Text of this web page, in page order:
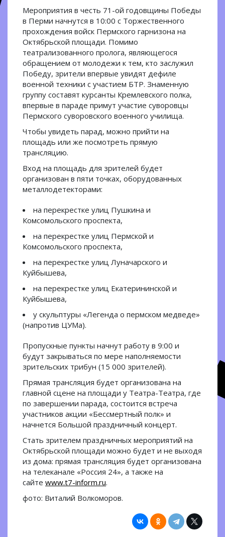
Мероприятия в честь 71-ой годовщины Победы
в Перми начнутся в 10:00 с Торжественного
прохождения войск Пермского гарнизона на
Октябрьской площади. Помимо
театрализованного пролога, являющегося
обращением от молодежи к тем, кто заслужил
Победу, зрители впервые увидят дефиле
военной техники с участием БТР. Знаменную
группу составят курсанты Кремлевского полка,
впервые в параде примут участие суворовцы
Пермского суворовского военного училища.
Чтобы увидеть парад, можно прийти на
площадь или же посмотреть прямую
трансляцию.
Вход на площадь для зрителей будет
организован в пяти точках, оборудованных
металлодетекторами:
на перекрестке улиц Пушкина и
Комсомольского проспекта,
на перекрестке улиц Пермской и
Комсомольского проспекта,
на перекрестке улиц Луначарского и
Куйбышева,
на перекрестке улиц Екатерининской и
Куйбышева,
у скульптуры «Легенда о пермском медведе»
(напротив ЦУМа).
Пропускные пункты начнут работу в 9:00 и
будут закрываться по мере наполняемости
зрительских трибун (15 000 зрителей).
Прямая трансляция будет организована на
главной сцене на площади у Театра-Театра, где
по завершении парада, состоится встреча
участников акции «Бессмертный полк» и
начнется Большой праздничный концерт.
Стать зрителем праздничных мероприятий на
Октябрьской площади можно будет и не выходя
из дома: прямая трансляция будет организована
на телеканале «Россия 24», а также на
сайте www.t7-inform.ru.
фото: Виталий Волкоморов.